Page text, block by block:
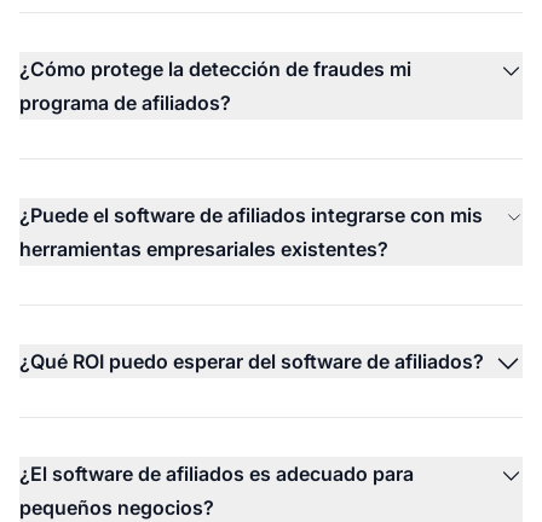
¿Cómo protege la detección de fraudes mi
programa de afiliados?
¿Puede el software de afiliados integrarse con mis
herramientas empresariales existentes?
¿Qué ROI puedo esperar del software de afiliados?
¿El software de afiliados es adecuado para
pequeños negocios?